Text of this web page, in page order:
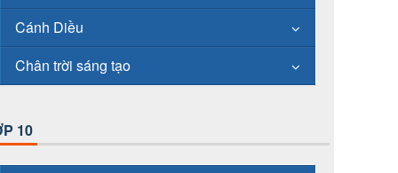
Cánh Diều
Chân trời sáng tạo
10